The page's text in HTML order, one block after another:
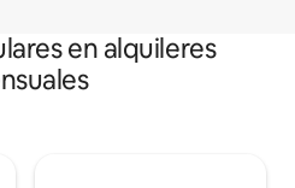
en alquileres